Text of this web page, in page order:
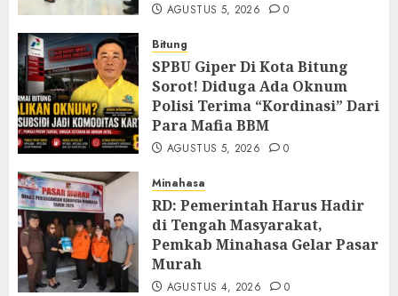
AGUSTUS 5, 2026 0
Bitung
SPBU Giper Di Kota Bitung
Sorot! Diduga Ada Oknum
Polisi Terima “Kordinasi” Dari
Para Mafia BBM
AGUSTUS 5, 2026 0
Minahasa
RD: Pemerintah Harus Hadir
di Tengah Masyarakat,
Pemkab Minahasa Gelar Pasar
Murah
AGUSTUS 4, 2026 0